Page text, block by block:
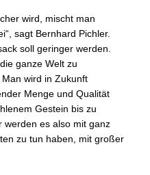
wird, mischt man
sagt Bernhard Pichler.
soll geringer werden.
ganze Welt zu
wird in Zukunft
Menge und Qualität
Gestein bis zu
werden es also mit ganz
zu tun haben, mit großer